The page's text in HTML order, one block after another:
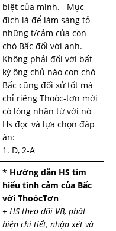
biệt của mình. Mục
đích là để làm sáng tỏ
những t/cảm của con
chó Bấc đối với anh.
Không phải đối với bất
kỳ ông chủ nào con chó
Bấc cũng đối xử tốt mà
chỉ riêng Thoóc-tơn mới
có lòng nhân từ với nó
Hs đọc và lựa chọn đáp
án:
1. D, 2-A
* Hướng dẫn HS tìm
hiểu tình cảm của Bấc
với ThoócTơn
+ HS theo dõi VB, phát
hiện chi tiết, nhận xét và